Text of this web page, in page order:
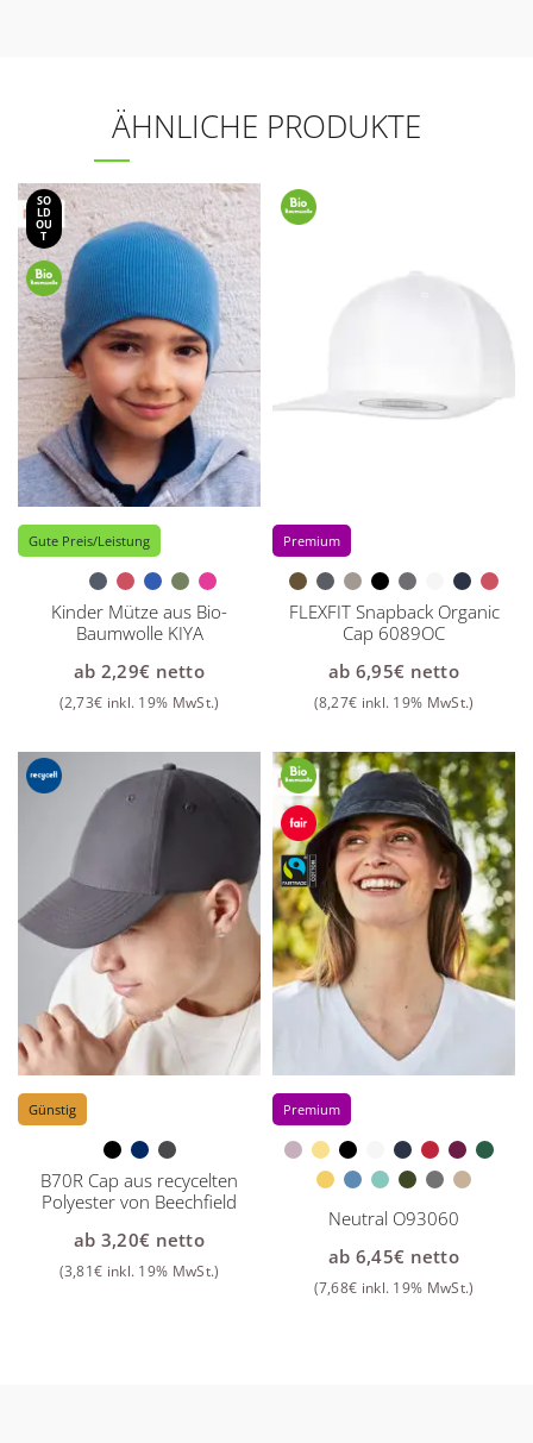
ÄHNLICHE PRODUKTE
SO
LD
OU
T
Gute Preis/Leistung
Kinder Mütze aus Bio-
Baumwolle KIYA
ab 2,29€ netto
(2,73€ inkl. 19% MwSt.)
Premium
FLEXFIT Snapback Organic
Cap 6089OC
ab 6,95€ netto
(8,27€ inkl. 19% MwSt.)
Günstig
B70R Cap aus recycelten
Polyester von Beechfield
ab 3,20€ netto
(3,81€ inkl. 19% MwSt.)
Premium
Neutral O93060
ab 6,45€ netto
(7,68€ inkl. 19% MwSt.)